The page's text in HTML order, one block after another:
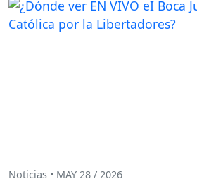
Noticias • MAY 28 / 2026